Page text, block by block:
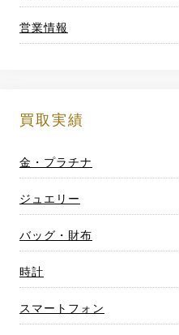
ビ
ゲ
ン
営業情報
買取実績
金・プラチナ
ジュエリー
バッグ・財布
時計
スマートフォン